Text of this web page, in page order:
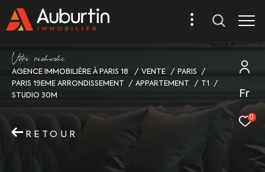
Fr
0
Vore recece
AGENCE IMMOBILIÈRE À PARIS 18 VENTE
PARIS
PARIS 19EME ARRONDISSEMENT
APPARTEMENT
T1
STUDIO 30M
RETOUR